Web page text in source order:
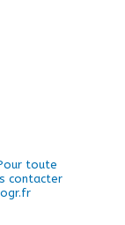
toute
contacter